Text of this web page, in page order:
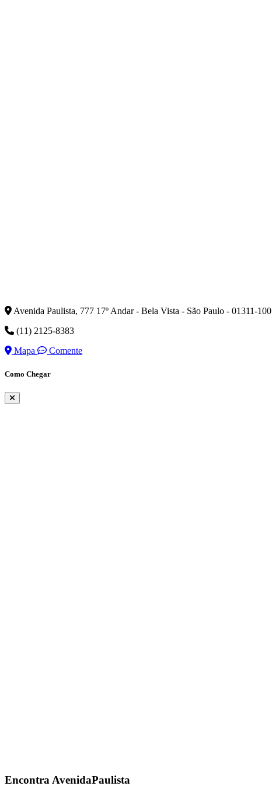
Avenida Paulista, 777 17º Andar - Bela Vista - São Paulo - 01311-100
(11) 2125-8383
Mapa
Comente
Como Chegar
EncontraAvenidaPaulista